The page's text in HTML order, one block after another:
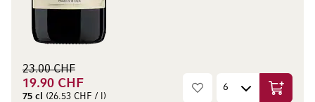
19.90 CHF
23.00 CHF
75 cl (26.53 CHF / l) Ajouter